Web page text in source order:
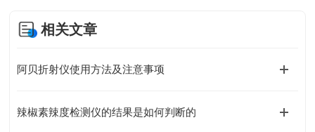
相关文章
阿贝折射仪使用方法及注意事项
辣椒素辣度检测仪的结果是如何判断的